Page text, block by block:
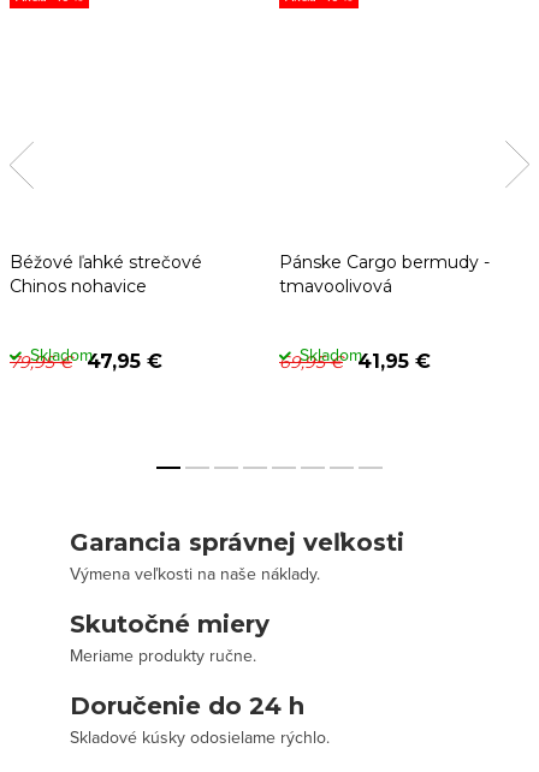
Béžové ľahké strečové
Chinos nohavice
79,95 € 47,95 €
Skladom
Pánske Cargo bermudy -
tmavoolivová
69,95 € 41,95 €
Skladom
Garancia správnej veľkosti
Výmena veľkosti na naše náklady.
Skutočné miery
Meriame produkty ručne.
Doručenie do 24 h
Skladové kúsky odosielame rýchlo.